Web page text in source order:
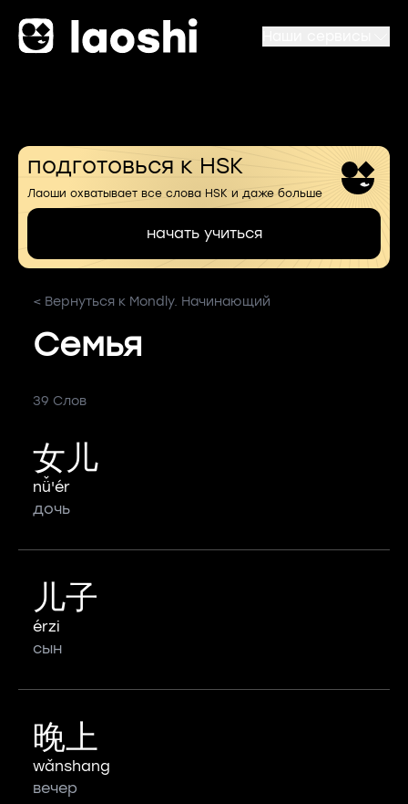
подготовься к HSK
Лаоши охватывает все слова HSK и даже больше
начать учиться
< Вернуться к Mondly. Начинающий
Семья
39 Слов
女儿
nǚ'ér
дочь
儿子
érzi
сын
晚上
wǎnshang
вечер